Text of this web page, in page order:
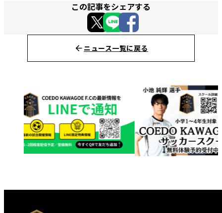
この記事をシェアする
ニュース一覧に戻る